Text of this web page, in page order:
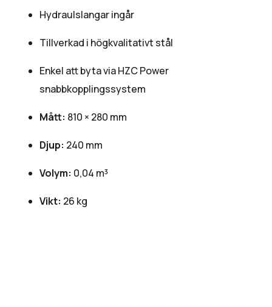
Hydraulslangar ingår
Tillverkad i högkvalitativt stål
Enkel att byta via HZC Power
snabbkopplingssystem
Mått: 810 × 280 mm
Djup: 240 mm
Volym: 0,04 m³
Vikt: 26 kg